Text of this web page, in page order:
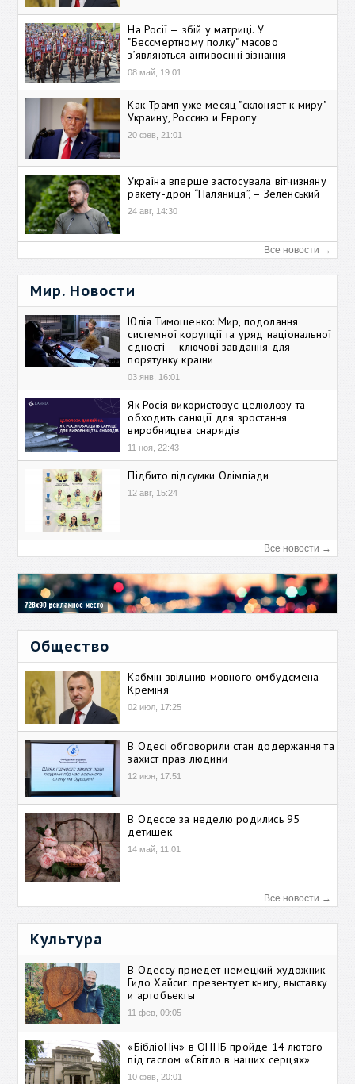
На Росії — збій у матриці. У
"Бессмертному полку" масово
зʼявляються антивоєнні зізнання
08 май, 19:01
Как Трамп уже месяц "склоняет к миру"
Украину, Россию и Европу
20 фев, 21:01
Україна вперше застосувала вітчизняну
ракету-дрон “Паляниця”, – Зеленський
24 авг, 14:30
Все новости →
Мир. Новости
Юлія Тимошенко: Мир, подолання
системної корупції та уряд національної
єдності — ключові завдання для
порятунку країни
03 янв, 16:01
Як Росія використовує целюлозу та
обходить санкції для зростання
виробництва снарядів
11 ноя, 22:43
Підбито підсумки Олімпіади
12 авг, 15:24
Все новости →
Общество
Кабмін звільнив мовного омбудсмена
Креміня
02 июл, 17:25
В Одесі обговорили стан додержання та
захист прав людини
12 июн, 17:51
В Одессе за неделю родились 95
детишек
14 май, 11:01
Все новости →
Культура
В Одессу приедет немецкий художник
Гидо Хайсиг: презентует книгу, выставку
и артобъекты
11 фев, 09:05
«БібліоНіч» в ОННБ пройде 14 лютого
під гаслом «Світло в наших серцях»
10 фев, 20:01